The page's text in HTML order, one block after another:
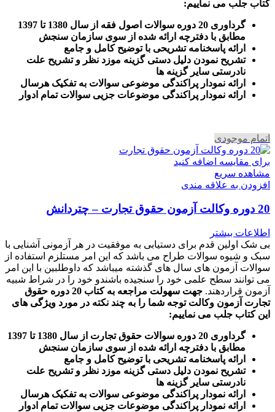
کتاب جلب می نماییم:
گرداوری 20 دوره سوالات اصول فقه از سال 1380 تا 1397
مطابق با دفترچه ارائه شده از سوی سازمان سنجش
ارائه پاسخنامه تشریحی با توضیح کامل و جامع
تشریح نمودن دلیل دستی گزینه موزد نظر و تشریح علت
نادرستی سایر گزینه ها
ارائه نمودار پراکندگی موضوعی سوالات به تفکیک هرسال
رائه نمودار پراکندگی موضوعات جزیی سوالات تمام ادوار
اتمام موجودی
برای مقایسه اضافه کنید
مشاهده سریع
افزودن به علاقه مندی
20 دوره وکالت آزمون حقوق تجارت – چتردانش
اطلاعات بیشتر
بی شک اولین قدم برای دستیابی به موفقیت در هر آزمونی آشنایی با
سبک و شیوه سوالات طراح می باشد که این امر مستلزم استفاده از
سوالات آزمون های سال های گذشته میباشد که داوطلبین با این امر
می توانند سطح علمی خود را سنجیده باشندو خود را در شراط شبیه
آزمون قراردهند.
جهت سهولت مراجعه به کتاب 20 دوره حقوق
تجارت آزمون وکالت توجه شما را به چند نکته در مورد ویژگی های
این کتاب جلب می نماییم:
گرداوری 20 دوره سوالات حقوق تجارت از سال 1380 تا 1397
مطابق با دفترچه ارائه شده از سوی سازمان سنجش
ارائه پاسخنامه تشریحی با توضیح کامل و جامع
تشریح نمودن دلیل دستی گزینه موزد نظر و تشریح علت
نادرستی سایر گزینه ها
ارائه نمودار پراکندگی موضوعی سوالات به تفکیک هرسال
رائه نمودار پراکندگی موضوعات جزیی سوالات تمام ادوار